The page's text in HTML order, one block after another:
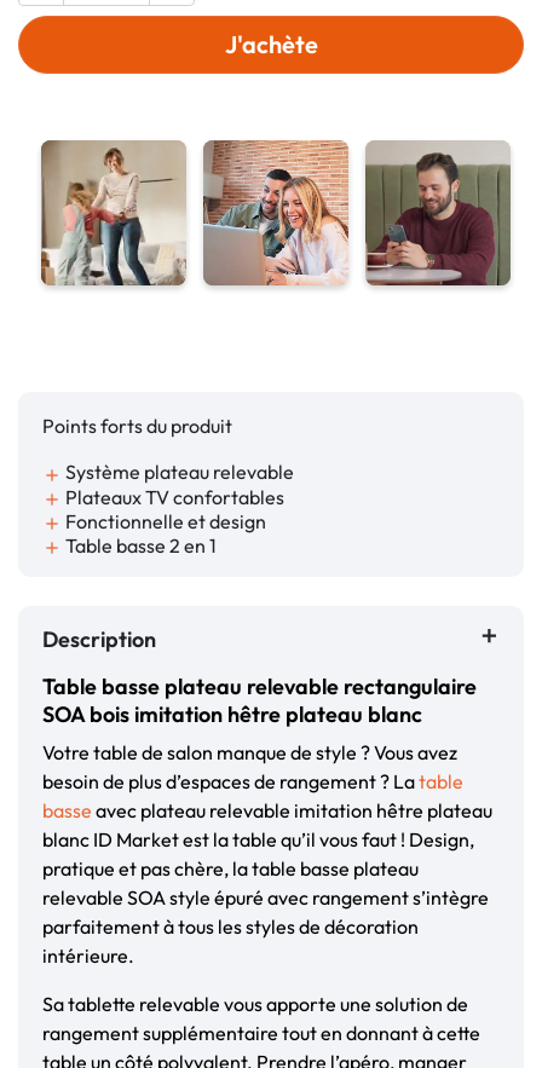
J'achète
Points forts du produit
add Système plateau relevable
add Plateaux TV confortables
add Fonctionnelle et design
add Table basse 2 en 1
Description
Table basse plateau relevable rectangulaire
SOA bois imitation hêtre plateau blanc
Votre table de salon manque de style ? Vous avez
besoin de plus d’espaces de rangement ? Latable
basse avec plateau relevable imitation hêtre plateau
blanc ID Market est la table qu’il vous faut ! Design,
pratique et pas chère, la table basse plateau
relevable SOA style épuré avec rangement s’intègre
parfaitement à tous les styles de décoration
intérieure.
Sa tablette relevable vous apporte une solution de
rangement supplémentaire tout en donnant à cette
table un côté polyvalent. Prendre l’apéro, manger